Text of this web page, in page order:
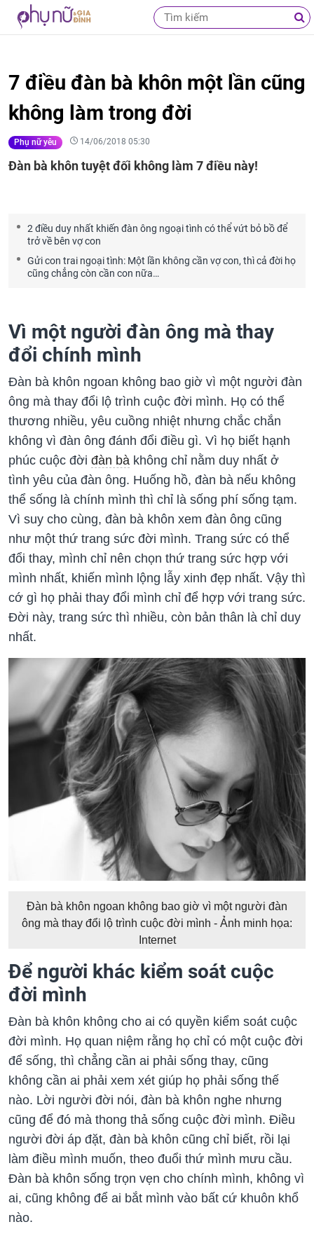
7 điều đàn bà khôn một lần cũng
không làm trong đời
Phụ nữ yêu 14/06/2018 05:30
Đàn bà khôn tuyệt đối không làm 7 điều này!
2 điều duy nhất khiến đàn ông ngoại tình có thể vứt bỏ bồ để
trở về bên vợ con
Gửi con trai ngoại tình: Một lần không cần vợ con, thì cả đời họ
cũng chẳng còn cần con nữa…
Vì một người đàn ông mà thay
đổi chính mình
Đàn bà khôn ngoan không bao giờ vì một người đàn
ông mà thay đổi lộ trình cuộc đời mình. Họ có thể
thương nhiều, yêu cuồng nhiệt nhưng chắc chắn
không vì đàn ông đánh đổi điều gì. Vì họ biết hạnh
phúc cuộc đời đàn bà không chỉ nằm duy nhất ở
tình yêu của đàn ông. Huống hồ, đàn bà nếu không
thể sống là chính mình thì chỉ là sống phí sống tạm.
Vì suy cho cùng, đàn bà khôn xem đàn ông cũng
như một thứ trang sức đời mình. Trang sức có thể
đổi thay, mình chỉ nên chọn thứ trang sức hợp với
mình nhất, khiến mình lộng lẫy xinh đẹp nhất. Vậy thì
cớ gì họ phải thay đổi mình chỉ để hợp với trang sức.
Đời này, trang sức thì nhiều, còn bản thân là chỉ duy
nhất.
Đàn bà khôn ngoan không bao giờ vì một người đàn
ông mà thay đổi lộ trình cuộc đời mình - Ảnh minh họa:
Internet
Để người khác kiểm soát cuộc
đời mình
Đàn bà khôn không cho ai có quyền kiểm soát cuộc
đời mình. Họ quan niệm rằng họ chỉ có một cuộc đời
để sống, thì chẳng cần ai phải sống thay, cũng
không cần ai phải xem xét giúp họ phải sống thế
nào. Lời người đời nói, đàn bà khôn nghe nhưng
cũng để đó mà thong thả sống cuộc đời mình. Điều
người đời áp đặt, đàn bà khôn cũng chỉ biết, rồi lại
làm điều mình muốn, theo đuổi thứ mình mưu cầu.
Đàn bà khôn sống trọn vẹn cho chính mình, không vì
ai, cũng không để ai bắt mình vào bất cứ khuôn khổ
nào.